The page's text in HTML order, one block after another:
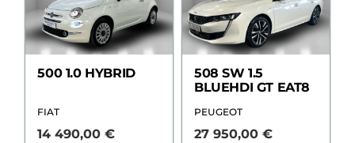
500 1.0 HYBRID
FIAT
14 490,00€
508 SW 1.5
BLUEHDI GT EAT8
PEUGEOT
27 950,00 €